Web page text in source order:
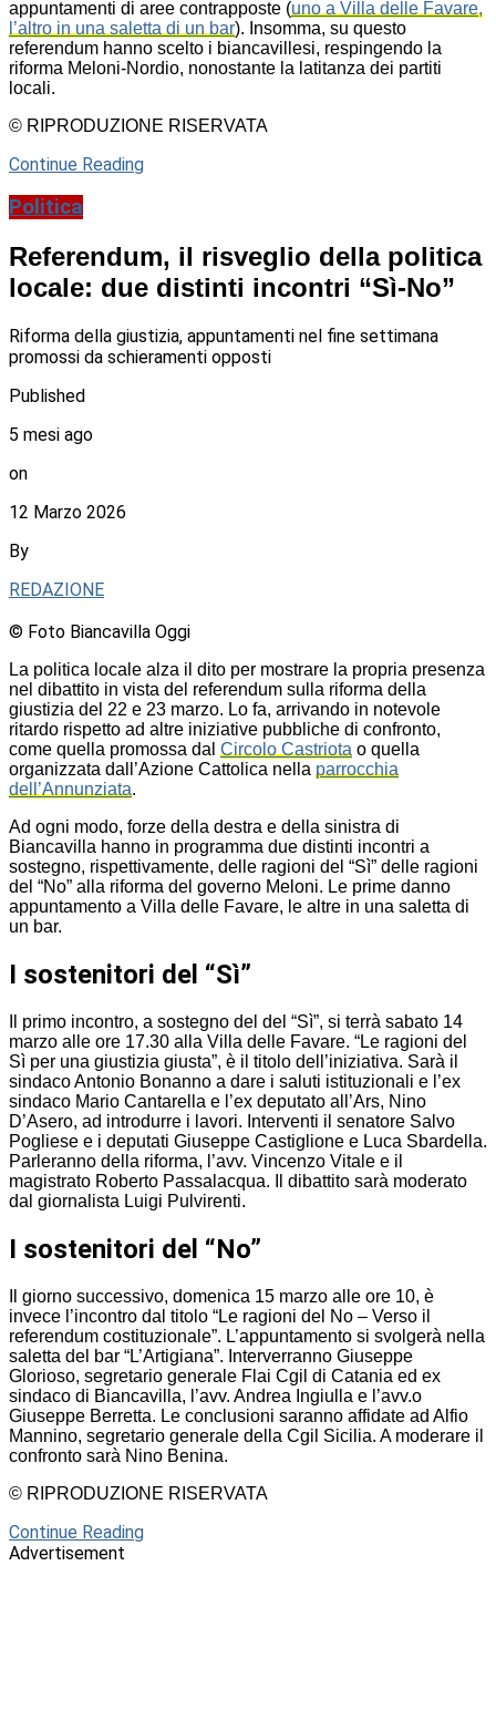
appuntamenti di aree contrapposte (uno a Villa delle Favare,
l’altro in una saletta di un bar). Insomma, su questo
referendum hanno scelto i biancavillesi, respingendo la
riforma Meloni-Nordio, nonostante la latitanza dei partiti
locali.
© RIPRODUZIONE RISERVATA
Continue Reading
Politica
Referendum, il risveglio della politica
locale: due distinti incontri “Sì-No”
Riforma della giustizia, appuntamenti nel fine settimana
promossi da schieramenti opposti
Published
5 mesi ago
on
12 Marzo 2026
By
REDAZIONE
© Foto Biancavilla Oggi
La politica locale alza il dito per mostrare la propria presenza
nel dibattito in vista del referendum sulla riforma della
giustizia del 22 e 23 marzo. Lo fa, arrivando in notevole
ritardo rispetto ad altre iniziative pubbliche di confronto,
come quella promossa dal Circolo Castriota o quella
organizzata dall’Azione Cattolica nella parrocchia
dell’Annunziata.
Ad ogni modo, forze della destra e della sinistra di
Biancavilla hanno in programma due distinti incontri a
sostegno, rispettivamente, delle ragioni del “Sì” delle ragioni
del “No” alla riforma del governo Meloni. Le prime danno
appuntamento a Villa delle Favare, le altre in una saletta di
un bar.
I sostenitori del “Sì”
Il primo incontro, a sostegno del del “Sì”, si terrà sabato 14
marzo alle ore 17.30 alla Villa delle Favare. “Le ragioni del
Sì per una giustizia giusta”, è il titolo dell’iniziativa. Sarà il
sindaco Antonio Bonanno a dare i saluti istituzionali e l’ex
sindaco Mario Cantarella e l’ex deputato all’Ars, Nino
D’Asero, ad introdurre i lavori. Interventi il senatore Salvo
Pogliese e i deputati Giuseppe Castiglione e Luca Sbardella.
Parleranno della riforma, l’avv. Vincenzo Vitale e il
magistrato Roberto Passalacqua. Il dibattito sarà moderato
dal giornalista Luigi Pulvirenti.
I sostenitori del “No”
Il giorno successivo, domenica 15 marzo alle ore 10, è
invece l’incontro dal titolo “Le ragioni del No – Verso il
referendum costituzionale”. L’appuntamento si svolgerà nella
saletta del bar “L’Artigiana”. Interverranno Giuseppe
Glorioso, segretario generale Flai Cgil di Catania ed ex
sindaco di Biancavilla, l’avv. Andrea Ingiulla e l’avv.o
Giuseppe Berretta. Le conclusioni saranno affidate ad Alfio
Mannino, segretario generale della Cgil Sicilia. A moderare il
confronto sarà Nino Benina.
© RIPRODUZIONE RISERVATA
Continue Reading
Advertisement